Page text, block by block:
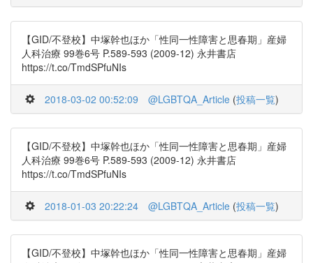
【GID/不登校】中塚幹也ほか「性同一性障害と思春期」産婦
人科治療 99巻6号 P.589-593 (2009-12) 永井書店
https://t.co/TmdSPfuNIs
2018-03-02 00:52:09 @LGBTQA_Article (投稿一覧)
【GID/不登校】中塚幹也ほか「性同一性障害と思春期」産婦
人科治療 99巻6号 P.589-593 (2009-12) 永井書店
https://t.co/TmdSPfuNIs
2018-01-03 20:22:24 @LGBTQA_Article (投稿一覧)
【GID/不登校】中塚幹也ほか「性同一性障害と思春期」産婦